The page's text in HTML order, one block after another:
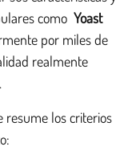
como Yoast
por miles de
realmente
resume los criterios